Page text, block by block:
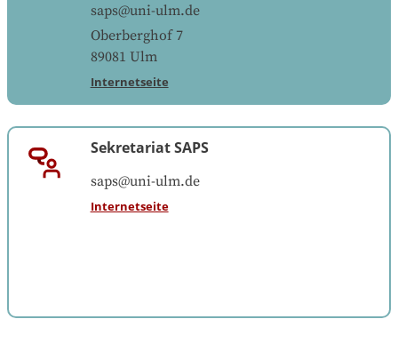
saps@uni-ulm.de
Oberberghof 7
89081 Ulm
Internetseite
Sekretariat SAPS
saps@uni-ulm.de
Internetseite